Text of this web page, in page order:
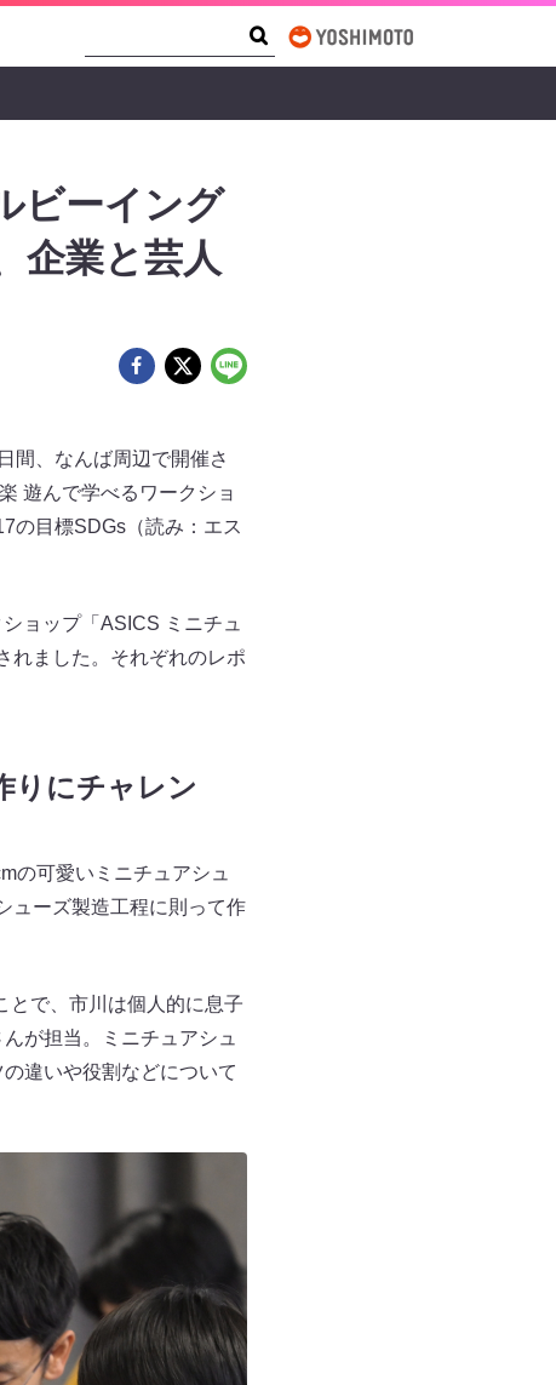
ビーイング
企業と芸人
間、なんば周辺で開催さ
遊んで学べるワークショ
の目標SDGs（読み：エス
ョップ「ASICS ミニチュ
れました。それぞれのレポ
りにチャレン
の可愛いミニチュアシュ
ューズ製造工程に則って作
とで、市川は個人的に息子
が担当。ミニチュアシュ
違いや役割などについて